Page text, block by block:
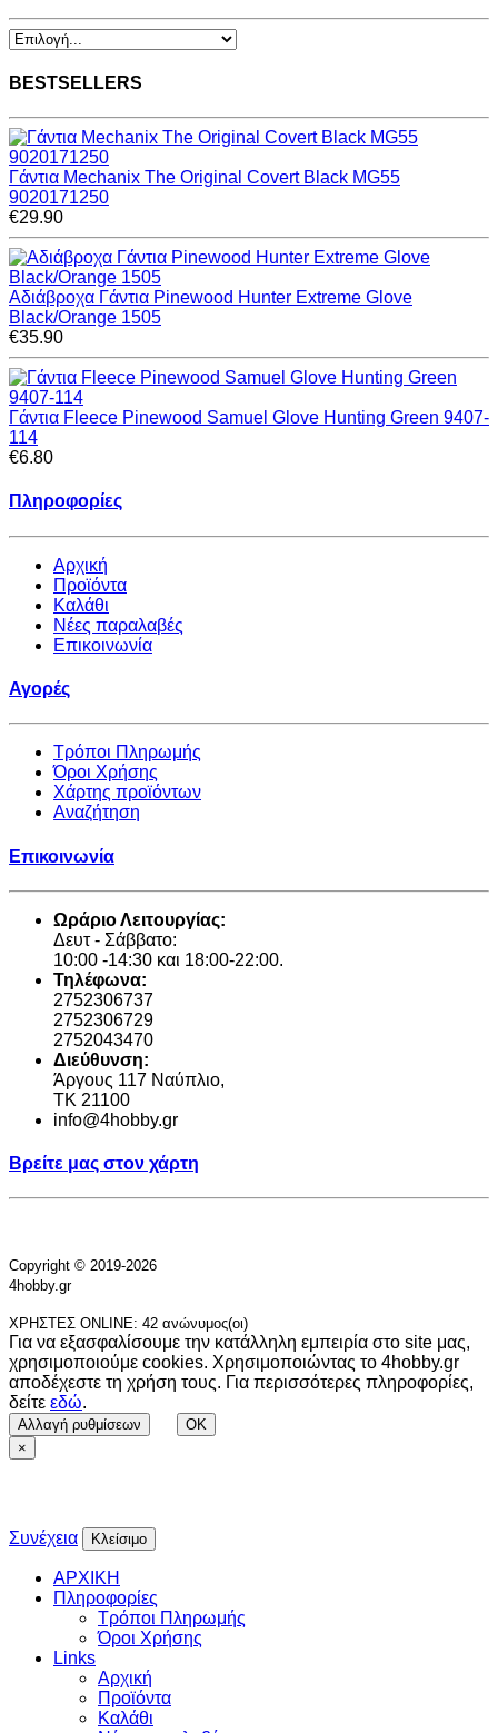
BESTSELLERS
Γάντια Mechanix The Original Covert Black MG55
9020171250
€29.90
Αδιάβροχα Γάντια Pinewood Hunter Extreme Glove
Black/Orange 1505
€35.90
Γάντια Fleece Pinewood Samuel Glove Hunting Green 9407-
114
€6.80
Πληροφορίες
Αρχική
Προϊόντα
Καλάθι
Νέες παραλαβές
Επικοινωνία
Αγορές
Τρόποι Πληρωμής
Όροι Χρήσης
Χάρτης προϊόντων
Αναζήτηση
Επικοινωνία
Ωράριο Λειτουργίας:
Δευτ - Σάββατο:
10:00 -14:30 και 18:00-22:00.
Τηλέφωνα:
2752306737
2752306729
2752043470
Διεύθυνση:
Άργους 117 Ναύπλιο,
TK 21100
info@4hobby.gr
Βρείτε μας στον χάρτη
Copyright © 2019-2026
4hobby.gr
ΧΡΗΣΤΕΣ ONLINE: 42 ανώνυμος(οι)
Για να εξασφαλίσουμε την κατάλληλη εμπειρία στο site μας,
χρησιμοποιούμε cookies. Χρησιμοποιώντας το 4hobby.gr
αποδέχεστε τη χρήση τους. Για περισσότερες πληροφορίες,
δείτε εδώ.
Αλλαγή ρυθμίσεων
OK
×
Συνέχεια Κλείσιμο
ΑΡΧΙΚΗ
Πληροφορίες
Τρόποι Πληρωμής
Όροι Χρήσης
Links
Αρχική
Προϊόντα
Καλάθι